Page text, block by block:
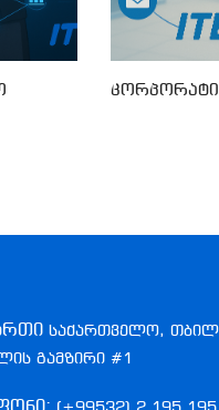
საქართველო,
გამზირი #1